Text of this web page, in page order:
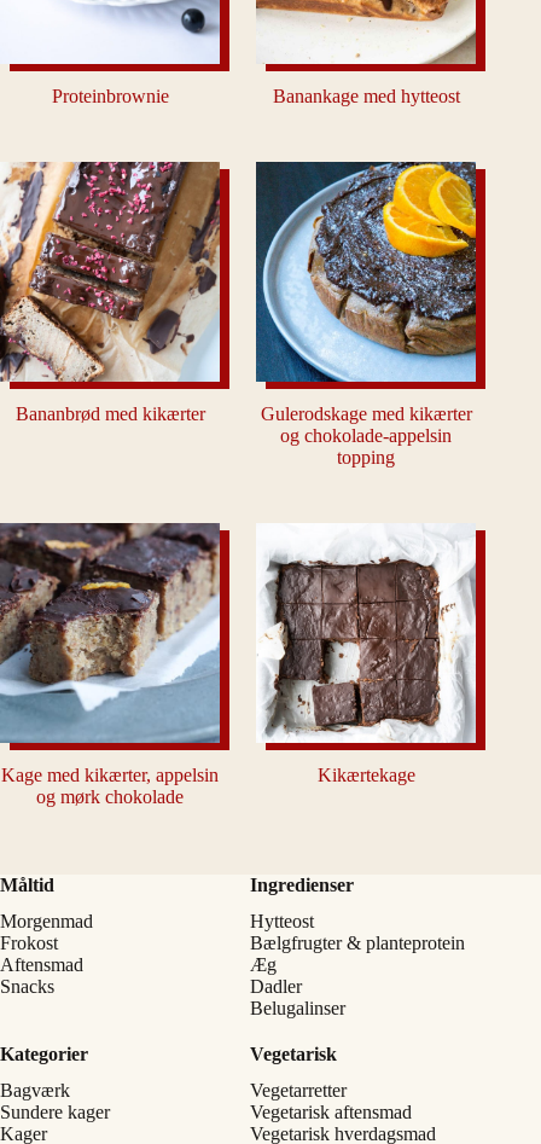
Proteinbrownie Banankage med hytteost
Bananbrød med kikærter
Gulerodskage med kikærter
og chokolade-appelsin
topping
Kage med kikærter, appelsin
og mørk chokolade
Kikærtekage
Måltid
Morgenmad
Frokost
Aftensmad
Snacks
Ingredienser
Hytteost
Bælgfrugter & planteprotein
Æg
Dadler
Belugalinser
Kategorier
Bagværk
Sundere kager
Kager
Vegetarisk
Vegetarretter
Vegetarisk aftensmad
Vegetarisk hverdagsmad